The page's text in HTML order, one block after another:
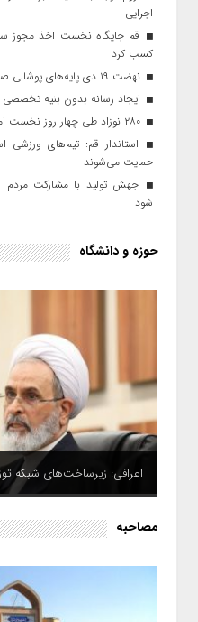
اجرایی
قم جایگاه نخست اخذ مجوز
کسب کرد
نهضت ۱۹ دی پایه‌های پوشالی صهیونیسم را به لرزه درآورده‌است
ایجاد رسانه بدون بنیه
استاندار قم: تیم‌های
حمایت می‌شوند
جهش تولید با مشارکت
شود
حوزه و دانشگاه
اعرافی: زیرساخت‌های شبکه
مصاحبه